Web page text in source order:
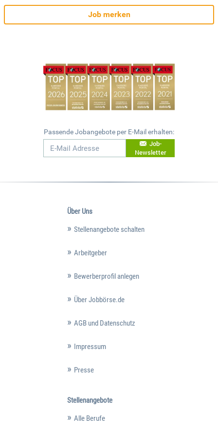
Job merken
Passende Jobangebote per E-Mail erhalten:
Job-
Newsletter
Über Uns
Stellenangebote schalten
Arbeitgeber
Bewerberprofil anlegen
Über Jobbörse.de
AGB und Datenschutz
Impressum
Presse
Stellenangebote
Alle Berufe